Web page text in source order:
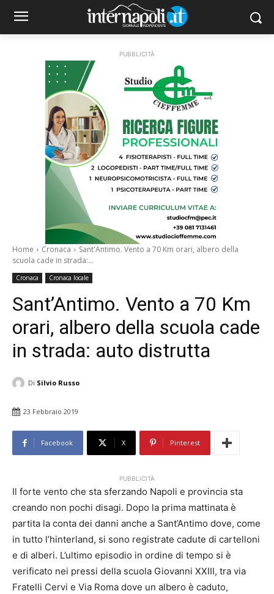
PUBBLICITÀ
Home Cronaca
Sant'Antimo. Vento a 70 Km orari, albero della
scuola cade in strada:...
Cronaca Cronaca locale
Sant’Antimo. Vento a 70 Km
orari, albero della scuola cade
in strada: auto distrutta
Di Silvio Russo
23 Febbraio 2019
Facebook X Pinterest
PUBBLICITÀ
Il forte vento che sta sferzando Napoli e provincia sta
creando non pochi disagi. Dopo la prima mattinata è
partita la conta dei danni anche a Sant’Antimo dove, come
in tutto l’hinterland, si sono registrate cadute di cartelloni
e di alberi. L’ultimo episodio in ordine di tempo si è
verificato nei pressi della scuola Giovanni XXIII, tra via
Fratelli Cervi e Via Roma dove un albero è caduto,